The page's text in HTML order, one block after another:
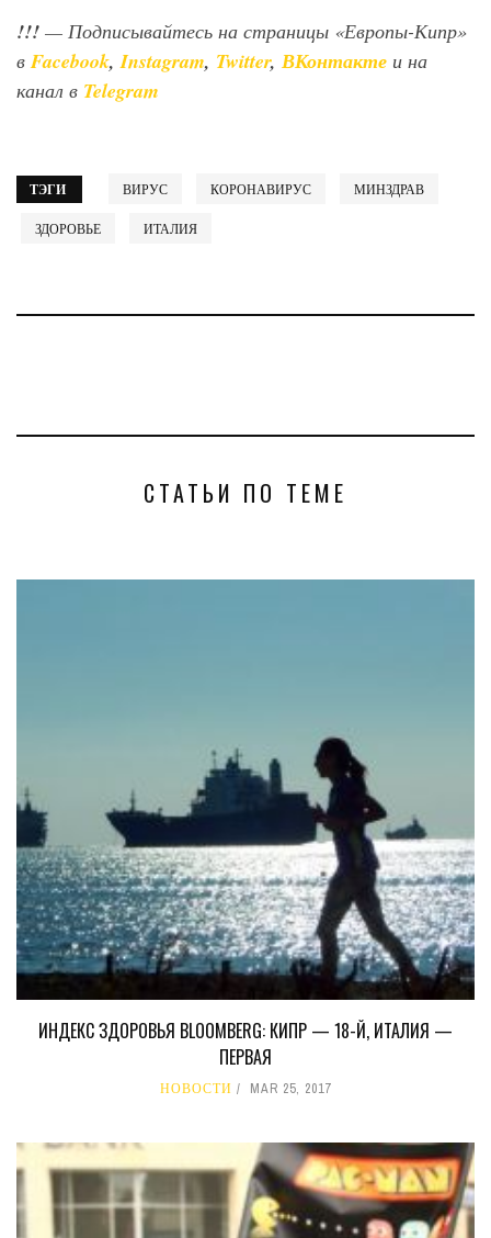
!!! — Подписывайтесь на страницы «Европы-Кипр»
вFacebook,Instagram, Twitter, ВКонтакте и на
канал в Telegram
ТЭГИ ВИРУС КОРОНАВИРУС МИНЗДРАВ
ЗДОРОВЬЕ ИТАЛИЯ
СТАТЬИ ПО ТЕМЕ
ИНДЕКС ЗДОРОВЬЯ BLOOMBERG: КИПР — 18-Й, ИТАЛИЯ —
ПЕРВАЯ
НОВОСТИ MAR 25, 2017